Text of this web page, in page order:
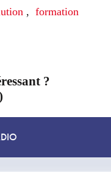
, formation
?